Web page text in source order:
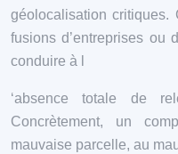
géolocalisation critiques.
fusions d’entreprises ou
conduire à l
‘absence totale de
Concrètement, un
mauvaise parcelle, au